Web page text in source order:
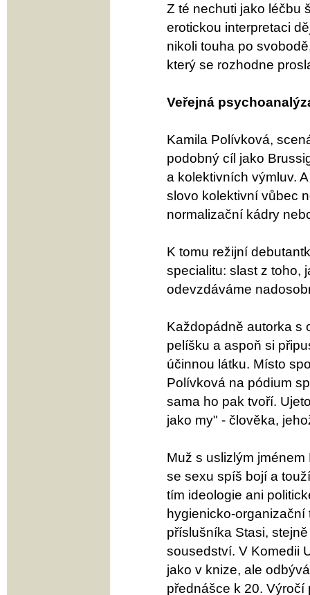
Z té nechuti jako léčbu
erotickou interpretaci
nikoli touha po
který se rozhodne
Veřejná
Kamila Polívková,
podobný cíl jako
a kolektivních výmluv.
slovo kolektivní vůbec
normalizační kádry
K tomu režijní
specialitu: slast z toho,
odevzdáváme
Každopádně autorka s
pelíšku a aspoň si
účinnou látku. Místo
Polívková na pódium
sama ho pak tvoří.
jako my" - člověka,
Muž s uslizlým
se sexu spíš bojí a
tím ideologie ani
hygienicko-organizační
příslušníka Stasi,
sousedství. V Komedii
jako v knize, ale
přednášce k 20. Výročí